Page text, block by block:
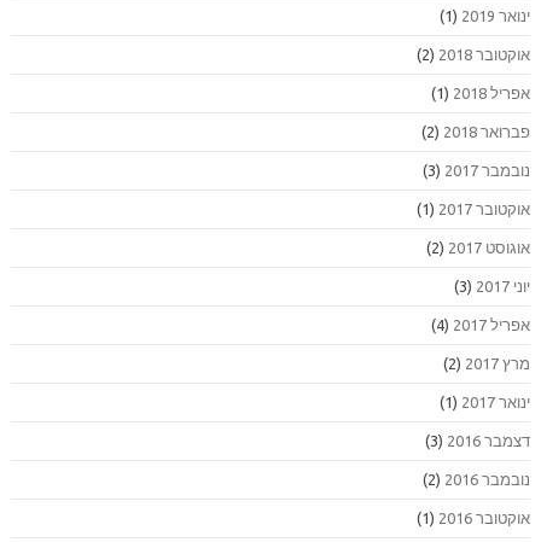
ינואר 2019 (1)
אוקטובר 2018 (2)
אפריל 2018 (1)
פברואר 2018 (2)
נובמבר 2017 (3)
אוקטובר 2017 (1)
אוגוסט 2017 (2)
יוני 2017 (3)
אפריל 2017 (4)
מרץ 2017 (2)
ינואר 2017 (1)
דצמבר 2016 (3)
נובמבר 2016 (2)
אוקטובר 2016 (1)